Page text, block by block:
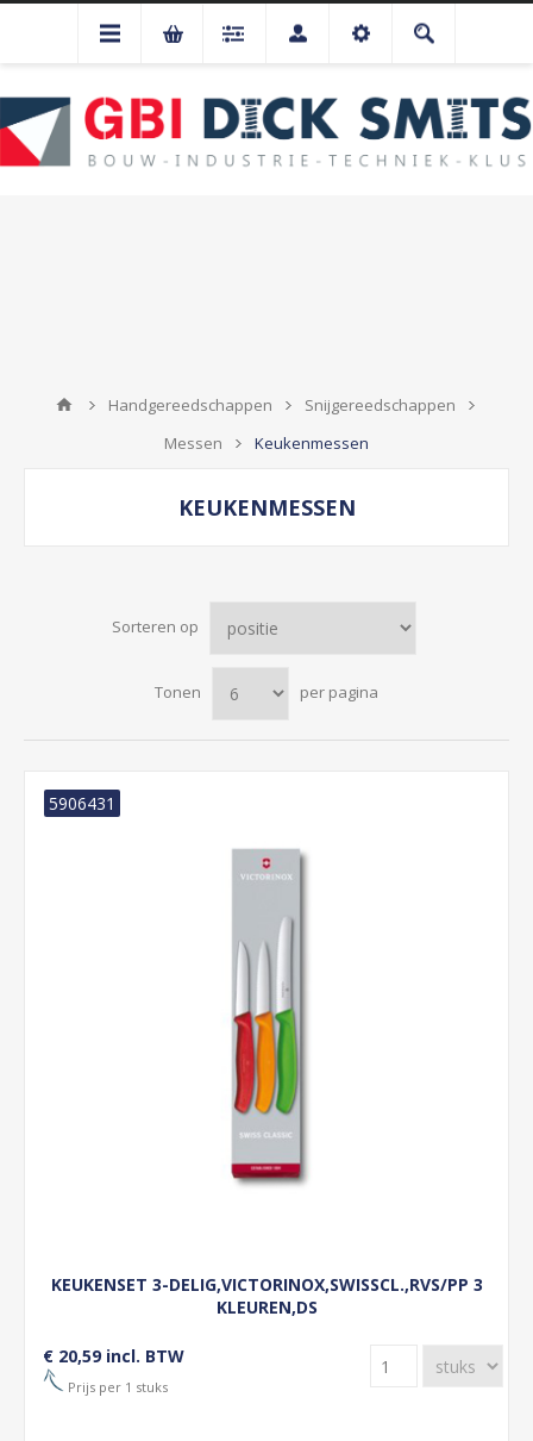
Handgereedschappen
Snijgereedschappen
Messen
Keukenmessen
KEUKENMESSEN
Sorteren op
Tonen per pagina
KEUKENSET 3-DELIG,VICTORINOX,SWISSCL.,RVS/PP 3
KLEUREN,DS
5906431
€ 20,59 incl. BTW
Prijs per 1 stuks